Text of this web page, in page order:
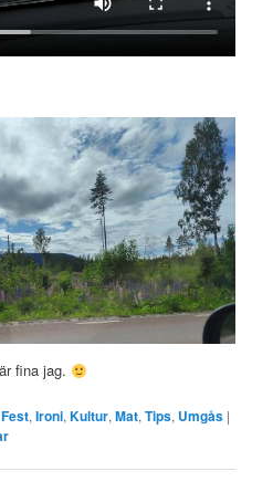
fina jag.
Fest,Ironi,Kultur,Mat,Tips, Umgås |